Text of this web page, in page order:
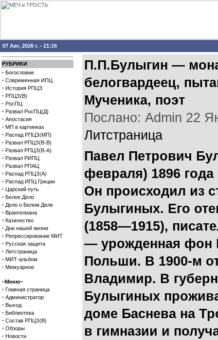
07 Авг, 2026 г. - 21:16
РУБРИКИ
· Богословие
· Современная ИПЦ
· История РПЦЗ
· РПЦЗ(В)
· РосПЦ
· Развал РосПЦ(Д)
· Апостасия
· МП в картинках
· Распад РПЦЗ(МП)
· Развал РПЦЗ(В-В)
· Развал РПЦЗ(В-А)
· Развал РИПЦ
· Развал РПАЦ
· Распад РПЦЗ(А)
· Распад ИПЦ Греции
· Царский путь
· Белое Дело
· Дело о Белом Деле
· Врангелиана
· Казачество
· Дни нашей жизни
· Репрессирование МИТ
· Русская защита
· Литстраница
· МИТ-альбом
· Мемуарное
~Меню~
· Главная страница
· Администратор
· Выход
· Библиотека
· Состав РПЦЗ(В)
· Обзоры
· Новости
П.П.Булыгин —
белогвардеец,
Мученика, поэт
Послано: Admin 22
Литстраница
Павел Петрович
февраля) 1896
Он происходил из
Булыгиных. Его
(1858—1915),
— урожденная фон
Польши. В 1900-м
Владимир. В
Булыгиных
доме Баснева на
в гимназии и